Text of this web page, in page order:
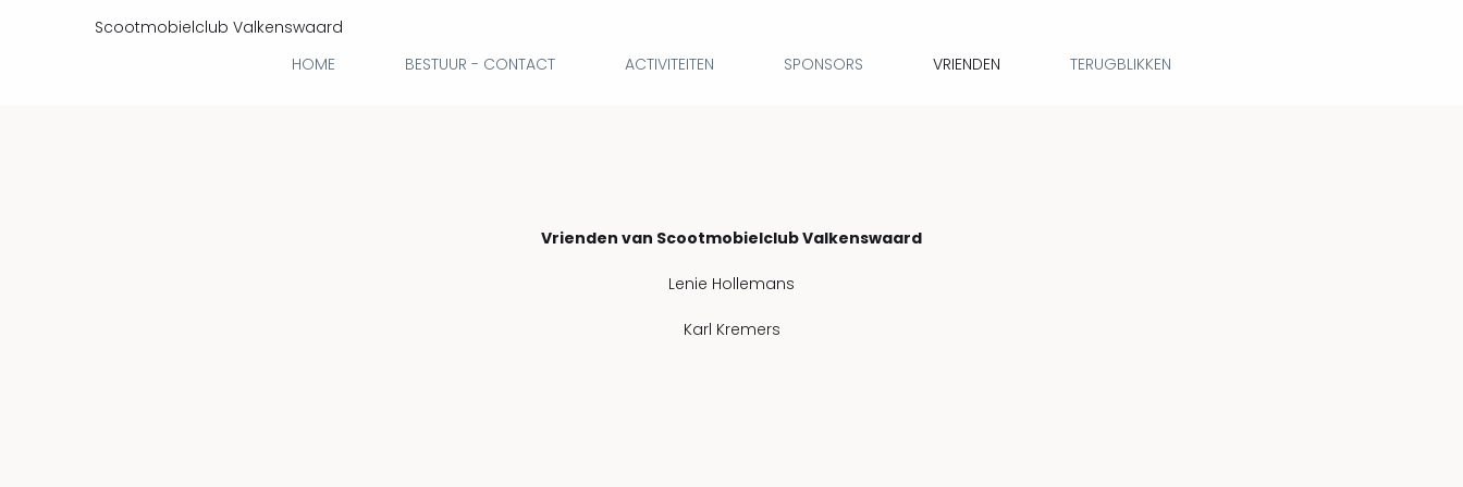
Scootmobielclub Valkenswaard
HOME
BESTUUR - CONTACT ACTIVITEITEN SPONSORS VRIENDEN TERUGBLIKKEN
Vrienden van Scootmobielclub Valkenswaard
Lenie Hollemans
Karl Kremers